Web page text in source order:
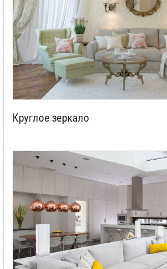
Круглое зеркало